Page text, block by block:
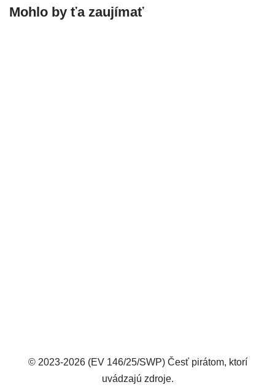
Mohlo by ťa zaujímať
© 2023-2026 (EV 146/25/SWP) Česť pirátom, ktorí
uvádzajú zdroje.